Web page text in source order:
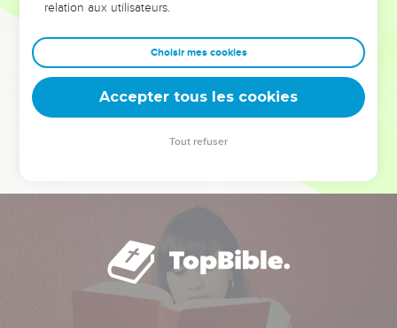
Dans cette conférence, leaders, entrepreneurs, et responsables
clés pour avancer avec plus de sagesse afin que leurs erreurs
deviennent vos tremplins. Que vous guidiez un ministère, une
équipe, un groupe ou une famille, leur expérience est faite
relation aux utilisateurs.
Choisir mes cookies
Accepter tous les cookies
Tout refuser